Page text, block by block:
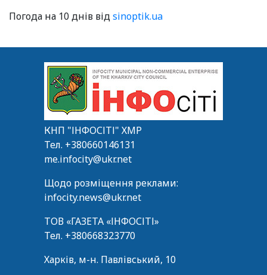
Погода на 10 днів відsinoptik.ua
КНП "ІНФОСІТІ" ХМР
Тел. +380660146131
me.infocity@ukr.net
Щодо розміщення реклами:
infocity.news@ukr.net
ТОВ «ГАЗЕТА «ІНФОСІТІ»
Тел. +380668323770
Харків, м-н. Павлівський, 10